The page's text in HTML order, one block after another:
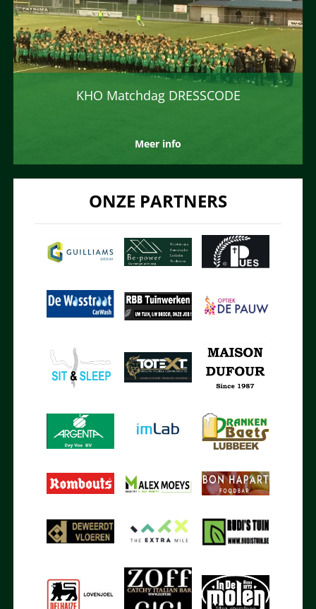
KHO Matchdag DRESSCODE
Meer info
ONZE PARTNERS